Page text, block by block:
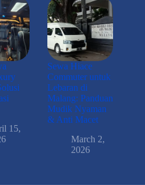
15,
Sewa Hiace
Commuter untuk
Lebaran di
Malang: Panduan
Mudik Nyaman
& Anti Macet
March 2,
2026